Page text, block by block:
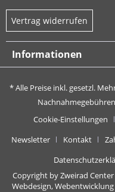
Vertrag widerrufen
Informationen
* Alle Preise inkl. gesetzl.
Cookie-Einstellungen
Newsletter
Kontakt
Copyright by Zweirad
Webdesign,